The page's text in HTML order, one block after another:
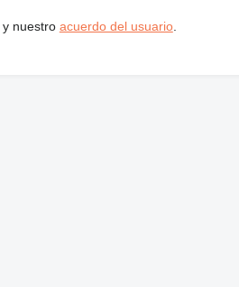
y nuestro acuerdo del usuario.